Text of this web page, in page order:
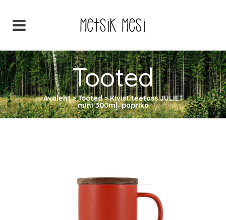
Tooted
Avaleht>Tooted>Kivist teetass JULIET
mini 300ml. paprika